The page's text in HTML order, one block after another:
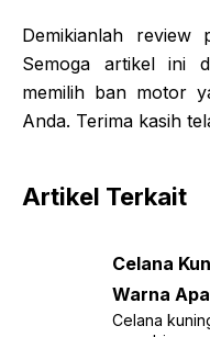
Demikianlah review
Semoga artikel ini
memilih ban motor
Anda. Terima kasih
Artikel Terkait
Celana
Warna
Celana